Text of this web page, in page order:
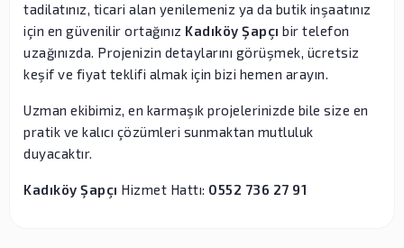
tadilatınız, ticari alan yenilemeniz ya da butik inşaatınız
için en güvenilir ortağınız Kadıköy Şapçı bir telefon
uzağınızda. Projenizin detaylarını görüşmek, ücretsiz
keşif ve fiyat teklifi almak için bizi hemen arayın.
Uzman ekibimiz, en karmaşık projelerinizde bile size en
pratik ve kalıcı çözümleri sunmaktan mutluluk
duyacaktır.
Kadıköy Şapçı Hizmet Hattı: 0552 736 27 91